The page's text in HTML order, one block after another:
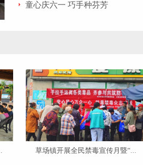
童心庆六一 巧手种芬芳
草场镇开展全民禁毒宣传月暨“...